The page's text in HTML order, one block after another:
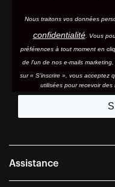
Nous traitons vos données
confidentialité. Vous
préférences à tout moment en
de l'un de nos e-mails
sur « S'inscrire », vous acceptez
utilisées pour recevoir des
Assistance